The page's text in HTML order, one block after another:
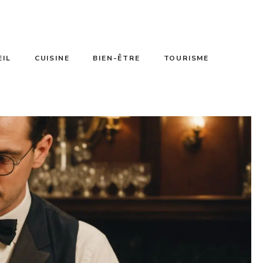
CUISINE BIEN-ÊTRE TOURISME